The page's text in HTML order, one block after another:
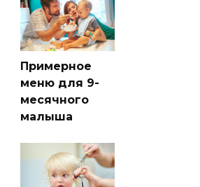
Примерное
меню для 9-
месячного
малыша